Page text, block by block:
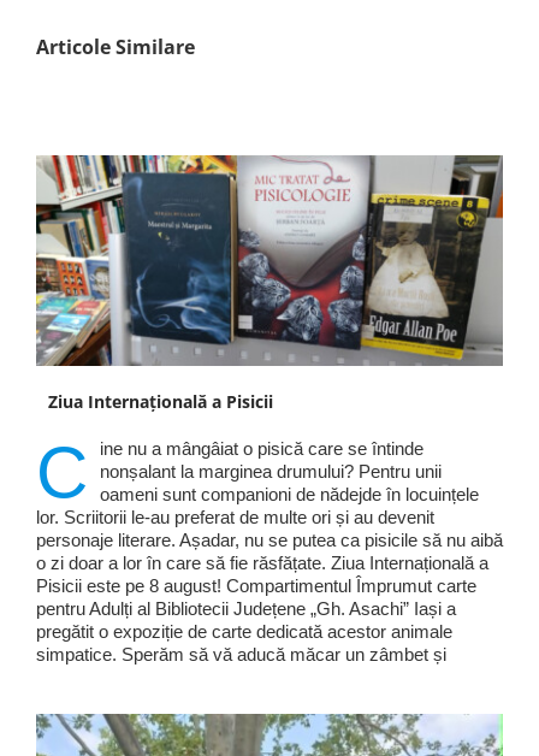
Articole Similare
Ziua Internațională a Pisicii
C
ine nu a mângâiat o pisică care se întinde
nonșalant la marginea drumului? Pentru unii
oameni sunt companioni de nădejde în locuințele
lor. Scriitorii le-au preferat de multe ori și au devenit
personaje literare. Așadar, nu se putea ca pisicile să nu aibă
o zi doar a lor în care să fie răsfățate. Ziua Internațională a
Pisicii este pe 8 august! Compartimentul Împrumut carte
pentru Adulți al Bibliotecii Județene „Gh. Asachi” Iași a
pregătit o expoziție de carte dedicată acestor animale
simpatice. Sperăm să vă aducă măcar un zâmbet și